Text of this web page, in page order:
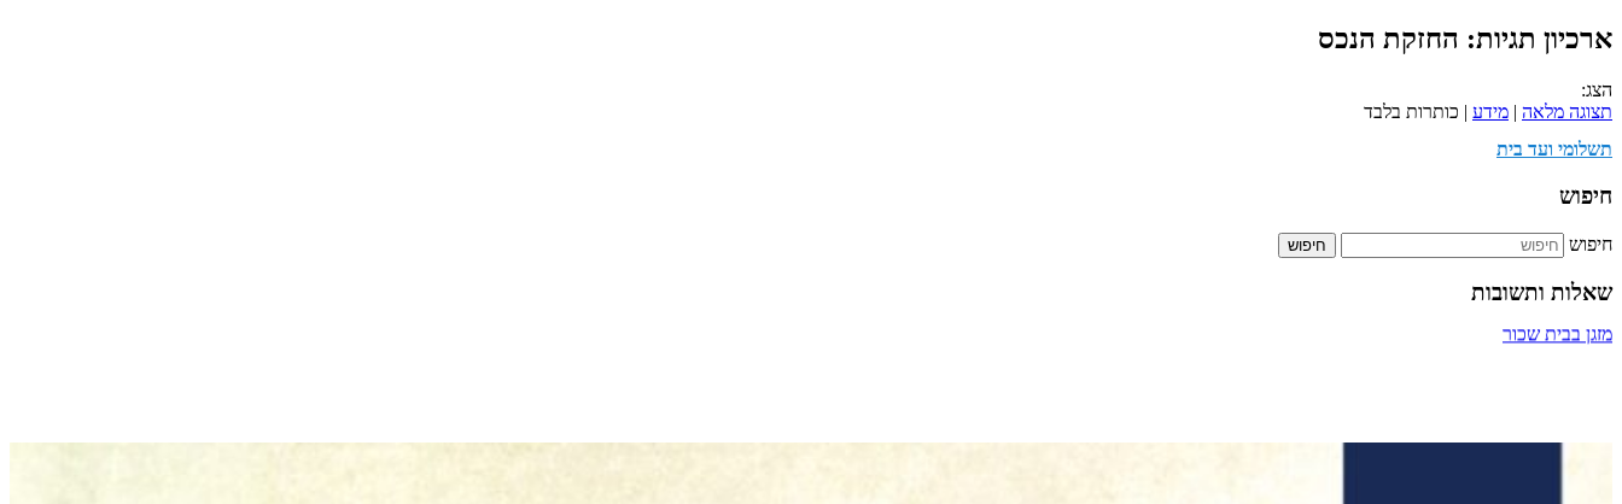
ארכיון תגיות: החזקת הנכס
הצג:
תצוגה מלאה | מידע | כותרות בלבד
תשלומי ועד בית
חיפוש
חיפוש
שאלות ותשובות
ביטול אירוסין